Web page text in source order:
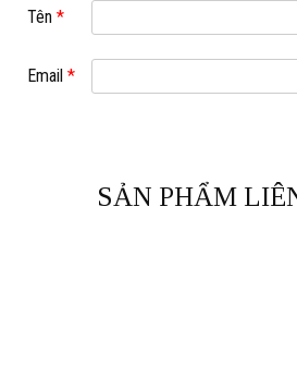
Tên *
Email *
SẢN PHẨM